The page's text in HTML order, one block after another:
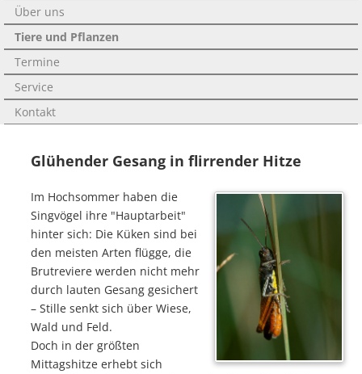
Über uns
Tiere und Pflanzen
Termine
Service
Kontakt
Glühender Gesang in flirrender Hitze
Im Hochsommer haben die
Singvögel ihre "Hauptarbeit"
hinter sich: Die Küken sind bei
den meisten Arten flügge, die
Brutreviere werden nicht mehr
durch lauten Gesang gesichert
– Stille senkt sich über Wiese,
Wald und Feld.
Doch in der größten
Mittagshitze erhebt sich